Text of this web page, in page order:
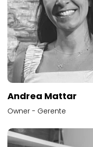
Andrea Mattar
Owner - Gerente